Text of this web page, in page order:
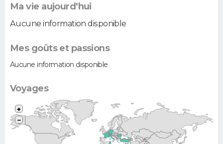
Ma vie aujourd'hui
Aucune information disponible
Mes goûts et passions
Aucune information disponible
Voyages
+
−